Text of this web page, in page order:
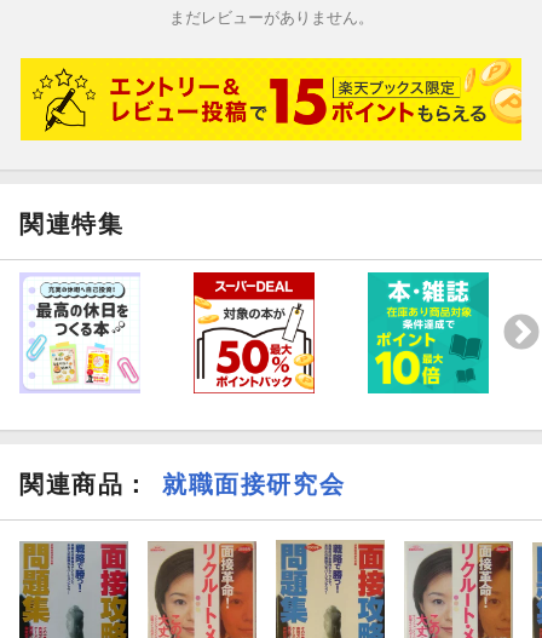
まだレビューがありません。
関連特集
関連商品 ： 就職面接研究会